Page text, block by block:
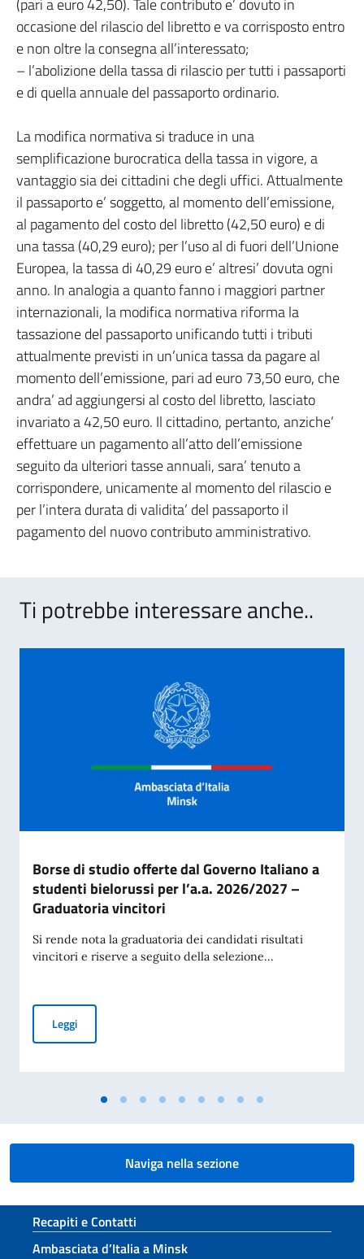
(pari a euro 42,50). Tale contributo e’ dovuto in
occasione del rilascio del libretto e va corrisposto entro
e non oltre la consegna all’interessato;
– l’abolizione della tassa di rilascio per tutti i passaporti
e di quella annuale del passaporto ordinario.
La modifica normativa si traduce in una
semplificazione burocratica della tassa in vigore, a
vantaggio sia dei cittadini che degli uffici. Attualmente
il passaporto e’ soggetto, al momento dell’emissione,
al pagamento del costo del libretto (42,50 euro) e di
una tassa (40,29 euro); per l’uso al di fuori dell’Unione
Europea, la tassa di 40,29 euro e’ altresi’ dovuta ogni
anno. In analogia a quanto fanno i maggiori partner
internazionali, la modifica normativa riforma la
tassazione del passaporto unificando tutti i tributi
attualmente previsti in un’unica tassa da pagare al
momento dell’emissione, pari ad euro 73,50 euro, che
andra’ ad aggiungersi al costo del libretto, lasciato
invariato a 42,50 euro. Il cittadino, pertanto, anziche’
effettuare un pagamento all’atto dell’emissione
seguito da ulteriori tasse annuali, sara’ tenuto a
corrispondere, unicamente al momento del rilascio e
per l’intera durata di validita’ del passaporto il
pagamento del nuovo contributo amministrativo.
Ti potrebbe interessare anche..
Borse di studio offerte dal Governo Italiano a
studenti bielorussi per l’a.a. 2026/2027 –
Graduatoria vincitori
Si rende nota la graduatoria dei candidati risultati
vincitori e riserve a seguito della selezione...
LeggiBorse di studio offerte dal Governo Italiano a studenti
Naviga nella sezione
Sezione footer
Recapiti e Contatti
Ambasciata d’Italia a Minsk